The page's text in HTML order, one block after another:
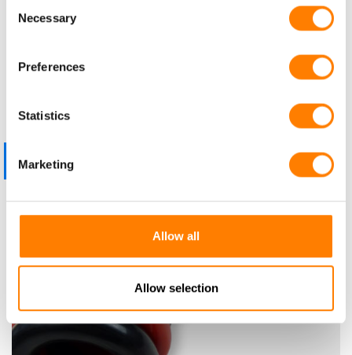
Selection
Necessary
Preferences
Statistics
Marketing
Allow all
Allow selection
KONTAKT AUFNEHMEN
SPIRALKABEL EIN PA SCHLAUCH
PRODUKT-INFORMATIONEN